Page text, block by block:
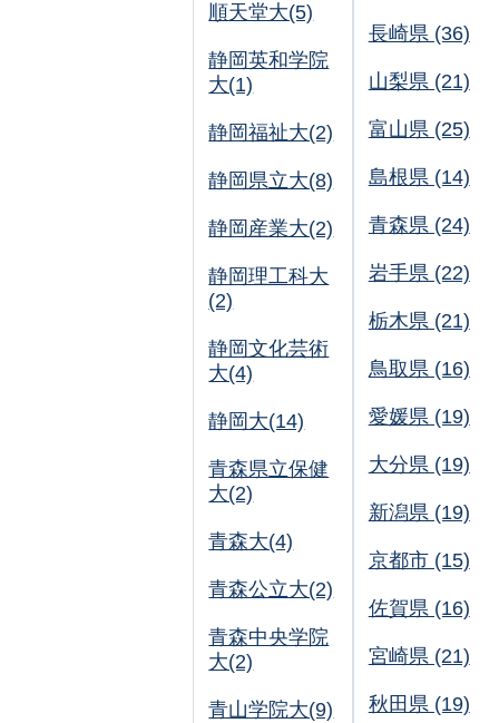
順天堂大(5)
静岡英和学院
大(1)
静岡福祉大(2)
静岡県立大(8)
静岡産業大(2)
静岡理工科大
(2)
静岡文化芸術
大(4)
静岡大(14)
青森県立保健
大(2)
青森大(4)
青森公立大(2)
青森中央学院
大(2)
青山学院大(9)
長崎県 (36)
山梨県 (21)
富山県 (25)
島根県 (14)
青森県 (24)
岩手県 (22)
栃木県 (21)
鳥取県 (16)
愛媛県 (19)
大分県 (19)
新潟県 (19)
京都市 (15)
佐賀県 (16)
宮崎県 (21)
秋田県 (19)